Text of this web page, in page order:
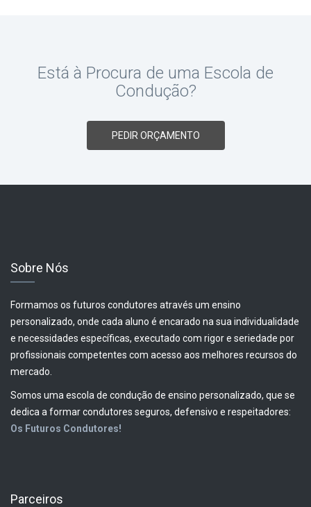
Está à Procura de uma Escola de
Condução?
PEDIR ORÇAMENTO
Sobre Nós
Formamos os futuros condutores através um ensino
personalizado, onde cada aluno é encarado na sua individualidade
e necessidades específicas, executado com rigor e seriedade por
profissionais competentes com acesso aos melhores recursos do
mercado.
Somos uma escola de condução de ensino personalizado, que se
dedica a formar condutores seguros, defensivo e respeitadores:
Os Futuros Condutores!
Parceiros